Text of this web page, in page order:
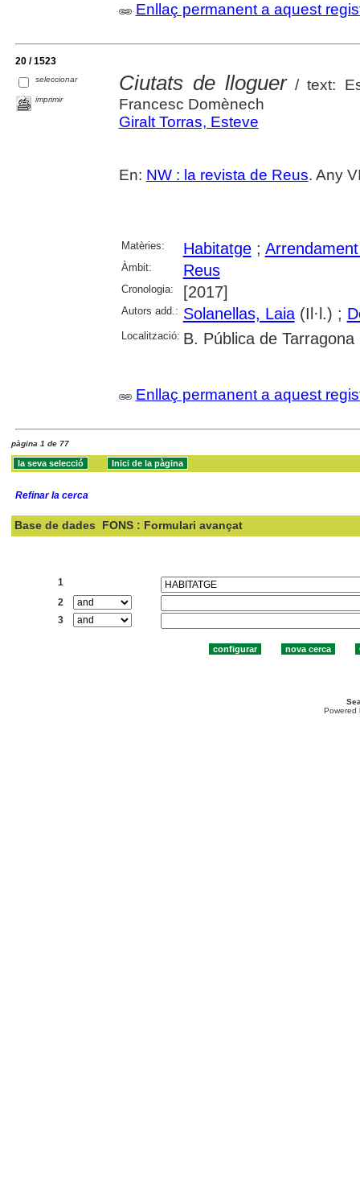
Enllaç permanent a aquest
20 / 1523
seleccionar
imprimir
Ciutats de lloguer/ text:
Francesc Domènech
Giralt Torras, Esteve
En: NW : la revista de Reus. Any
Matèries: Habitatge;
Àmbit: Reus
Cronologia: [2017]
Autors add.: Solanellas, Laia(Il·l.) ;
Localització: B. Pública de Tarragona
Enllaç permanent a aquest
pàgina 1 de 77
Refinar la cerca
Base de dades FONS : Formulari avançat
1
2
3